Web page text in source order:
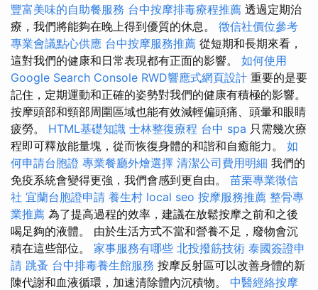
豐富美味的自助餐服務 台中按摩排毒療程推薦 透過定期治
療，我們將能夠在晚上得到優質的休息。 徵信社價位參考
專業會議點心供應 台中按摩服務推薦 從短期和長期來看，
這對我們的健康和日常表現都有正面的影響。 如何使用
Google Search Console RWD響應式網頁設計 重要的是要
記住，定期運動和正確的姿勢對我們的健康有積極的影響。
按摩頭部和頸部周圍區域也能有效減輕偏頭痛、頭暈和眼睛
疲勞。 HTML基礎知識 士林整復療程 台中 spa 只需幾次療
程即可釋放能量塊，從而恢復身體的和諧和自癒能力。 如
何申請台胞證 專業餐廳外燴選擇 清潔公司費用明細 我們的
免疫系統會變得更強，我們會感到更自由。 苗栗專業徵信
社 宜蘭台胞證申請 養生村 local seo 按摩服務推薦 整骨專
業推薦 為了提高過程的效率，建議在放鬆按摩之前和之後
喝足夠的液體。 由於生活方式不當和營養不足，廢物會沉
積在這些部位。 家事服務有哪些 北投撥筋技術 泰國簽證申
請 跳蚤 台中排毒養生館服務 按摩反射區可以改善身體的新
陳代謝和血液循環，加速清除體內沉積物。 中醫經絡按摩